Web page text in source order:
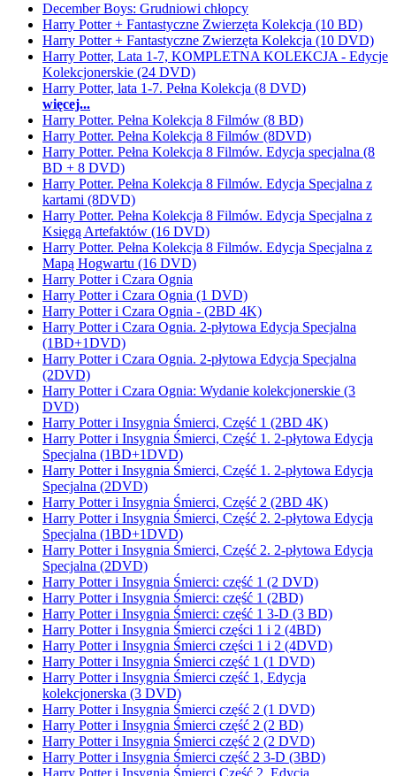
December Boys: Grudniowi chłopcy
Harry Potter + Fantastyczne Zwierzęta Kolekcja (10 BD)
Harry Potter + Fantastyczne Zwierzęta Kolekcja (10 DVD)
Harry Potter, Lata 1-7, KOMPLETNA KOLEKCJA - Edycje
Kolekcjonerskie (24 DVD)
Harry Potter, lata 1-7. Pełna Kolekcja (8 DVD)
więcej...
Harry Potter. Pełna Kolekcja 8 Filmów (8 BD)
Harry Potter. Pełna Kolekcja 8 Filmów (8DVD)
Harry Potter. Pełna Kolekcja 8 Filmów. Edycja specjalna (8
BD + 8 DVD)
Harry Potter. Pełna Kolekcja 8 Filmów. Edycja Specjalna z
kartami (8DVD)
Harry Potter. Pełna Kolekcja 8 Filmów. Edycja Specjalna z
Księgą Artefaktów (16 DVD)
Harry Potter. Pełna Kolekcja 8 Filmów. Edycja Specjalna z
Mapą Hogwartu (16 DVD)
Harry Potter i Czara Ognia
Harry Potter i Czara Ognia (1 DVD)
Harry Potter i Czara Ognia - (2BD 4K)
Harry Potter i Czara Ognia. 2-płytowa Edycja Specjalna
(1BD+1DVD)
Harry Potter i Czara Ognia. 2-płytowa Edycja Specjalna
(2DVD)
Harry Potter i Czara Ognia: Wydanie kolekcjonerskie (3
DVD)
Harry Potter i Insygnia Śmierci, Część 1 (2BD 4K)
Harry Potter i Insygnia Śmierci, Część 1. 2-płytowa Edycja
Specjalna (1BD+1DVD)
Harry Potter i Insygnia Śmierci, Część 1. 2-płytowa Edycja
Specjalna (2DVD)
Harry Potter i Insygnia Śmierci, Część 2 (2BD 4K)
Harry Potter i Insygnia Śmierci, Część 2. 2-płytowa Edycja
Specjalna (1BD+1DVD)
Harry Potter i Insygnia Śmierci, Część 2. 2-płytowa Edycja
Specjalna (2DVD)
Harry Potter i Insygnia Śmierci: część 1 (2 DVD)
Harry Potter i Insygnia Śmierci: część 1 (2BD)
Harry Potter i Insygnia Śmierci: część 1 3-D (3 BD)
Harry Potter i Insygnia Śmierci części 1 i 2 (4BD)
Harry Potter i Insygnia Śmierci części 1 i 2 (4DVD)
Harry Potter i Insygnia Śmierci część 1 (1 DVD)
Harry Potter i Insygnia Śmierci część 1, Edycja
kolekcjonerska (3 DVD)
Harry Potter i Insygnia Śmierci część 2 (1 DVD)
Harry Potter i Insygnia Śmierci część 2 (2 BD)
Harry Potter i Insygnia Śmierci część 2 (2 DVD)
Harry Potter i Insygnia Śmierci część 2 3-D (3BD)
Harry Potter i Insygnia Śmierci Część 2, Edycja